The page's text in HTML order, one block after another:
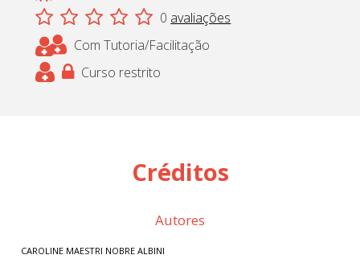
0 avaliações
Com Tutoria/Facilitação
Curso restrito
Créditos
Autores
CAROLINE MAESTRI NOBRE ALBINI